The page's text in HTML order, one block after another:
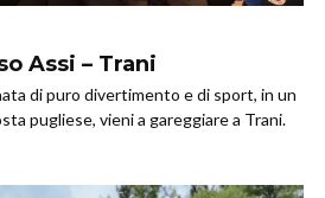
Assi – Trani
di puro divertimento e di sport, in un
pugliese, vieni a gareggiare a Trani.